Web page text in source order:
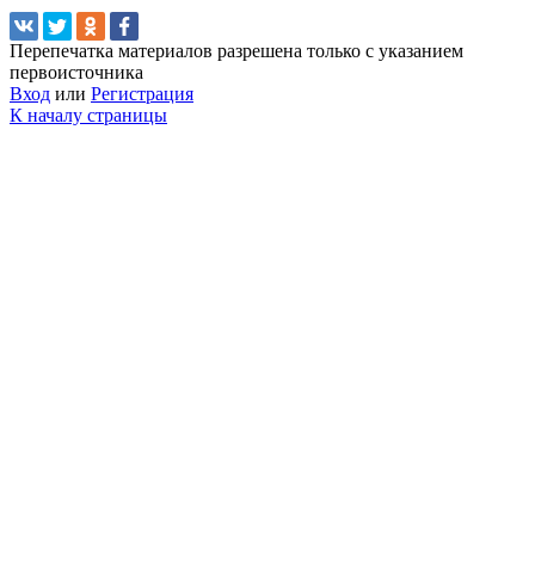
Перепечатка материалов разрешена только с указанием
первоисточника
Вход или Регистрация
К началу страницы